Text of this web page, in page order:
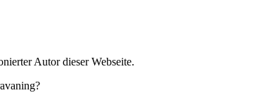
Autor dieser Webseite.